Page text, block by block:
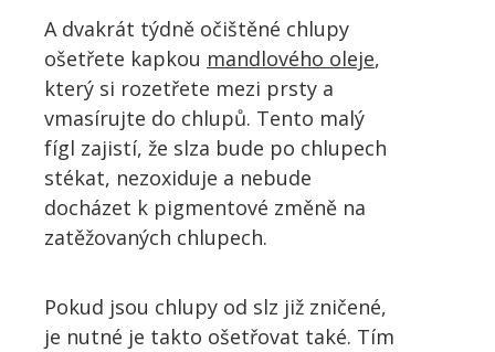
A dvakrát týdně očištěné chlupy
ošetřete kapkou mandlového oleje,
který si rozetřete mezi prsty a
vmasírujte do chlupů. Tento malý
fígl zajistí, že slza bude po chlupech
stékat, nezoxiduje a nebude
docházet k pigmentové změně na
zatěžovaných chlupech.
Pokud jsou chlupy od slz již zničené,
je nutné je takto ošetřovat také. Tím